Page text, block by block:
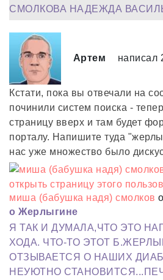
СМОЛКОВА НАДЕЖДА
Артем написал
Кстати, пока вы отвечали на
починили систем поиска -
страницу вверх и там будет
порталу. Напишите туда
нас уже множество было
миша (бабушка надя) смолков
о Жерлыгине
Я ТАК И ДУМАЛА,ЧТО ЭТО
ХОДА. ЧТО-ТО ЭТОТ
ОТЗЫВАЕТСЯ О НАШИХ
НЕУЮТНО